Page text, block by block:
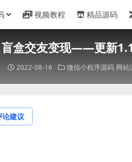
视频教程 精品源码
盲盒交友变现——更新
2022-08-16 微信小程序源码 网站
论建议